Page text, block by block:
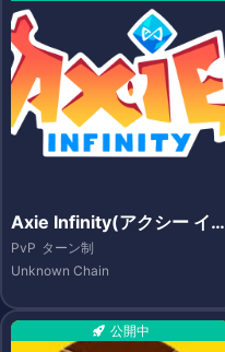
Axie Infinity(アクシー イン
フィニティ)
PvP ターン制
Unknown Chain
公開中